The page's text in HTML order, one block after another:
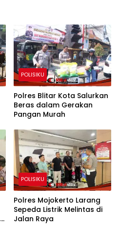
POLISIKU
Polres Blitar Kota Salurkan
Beras dalam Gerakan
Pangan Murah
POLISIKU
Polres Mojokerto Larang
Sepeda Listrik Melintas di
Jalan Raya